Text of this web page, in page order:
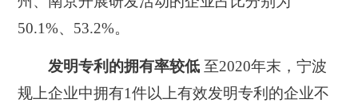
50.1%、53.2%。
发明专利的拥有率较低 至2020年末，宁波
规上企业中拥有1件以上有效发明专利的企业不